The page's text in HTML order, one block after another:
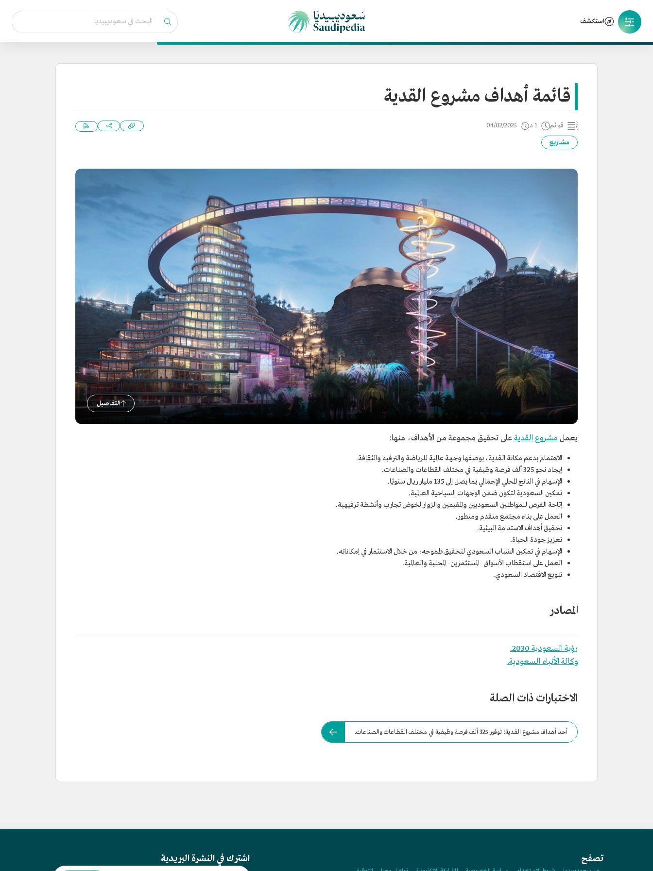
استكشف
قائمة أهداف مشروع القدية
قوائم 1 د 04/02/2025
مشاريع
التفاصيل
يعمل مشروع القديةعلى تحقيق مجموعة من الأهداف، منها:
الاهتمام بدعم مكانة القدية، بوصفها وجهة عالمية للرياضة والترفيه والثقافة.
إيجاد نحو 325 ألف فرصة وظيفية في مختلف القطاعات والصناعات.
الإسهام في الناتج المحلي الإجمالي بما يصل إلى 135 مليار ريال سنويًا.
تمكين السعودية لتكون ضمن الوجهات السياحية العالمية.
إتاحة الفرص للمواطنين السعوديين والمقيمين والزوار لخوض تجارب وأنشطة ترفيهية.
العمل على بناء مجتمع متقدم ومتطور.
تحقيق أهداف الاستدامة البيئية.
تعزيز جودة الحياة.
الإسهام في تمكين الشباب السعودي لتحقيق طموحه، من خلال الاستثمار في إمكاناته.
العمل على استقطاب الأسواق -المستثمرين- المحلية والعالمية.
تنويع الاقتصاد السعودي.
المصادر
رؤية السعودية 2030.
وكالة الأنباء السعودية.
الاختبارات ذات الصلة
أحد أهداف مشروع القدية: توفير 325 ألف فرصة وظيفية في مختلف القطاعات والصناعات.
تصفح اشترك في النشرة البريدية